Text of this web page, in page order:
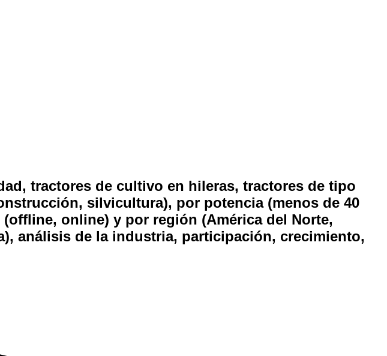
tractores de cultivo en hileras, tractores de tipo
silvicultura), por potencia (menos de 40
(offline, online) y por región (América del Norte,
análisis de la industria, participación, crecimiento,